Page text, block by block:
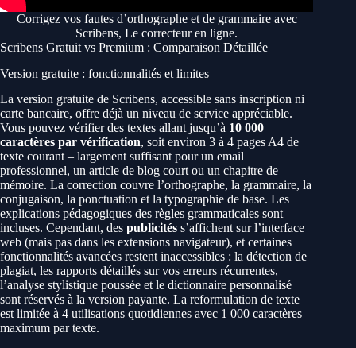
Corrigez vos fautes d’orthographe et de grammaire avec
Scribens, Le correcteur en ligne.
Scribens Gratuit vs Premium : Comparaison Détaillée
Version gratuite : fonctionnalités et limites
La version gratuite de Scribens, accessible sans inscription ni
carte bancaire, offre déjà un niveau de service appréciable.
Vous pouvez vérifier des textes allant jusqu’à 10 000
caractères par vérification, soit environ 3 à 4 pages A4 de
texte courant – largement suffisant pour un email
professionnel, un article de blog court ou un chapitre de
mémoire. La correction couvre l’orthographe, la grammaire, la
conjugaison, la ponctuation et la typographie de base. Les
explications pédagogiques des règles grammaticales sont
incluses. Cependant, des publicités s’affichent sur l’interface
web (mais pas dans les extensions navigateur), et certaines
fonctionnalités avancées restent inaccessibles : la détection de
plagiat, les rapports détaillés sur vos erreurs récurrentes,
l’analyse stylistique poussée et le dictionnaire personnalisé
sont réservés à la version payante. La reformulation de texte
est limitée à 4 utilisations quotidiennes avec 1 000 caractères
maximum par texte.